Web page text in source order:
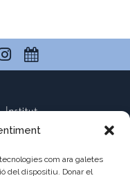
com ara galetes
del dispositiu. Donar el